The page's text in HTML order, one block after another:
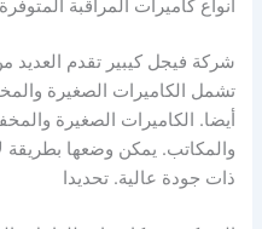
أنواع كاميرات المراقبة المتوفرة
شركة فيجل كيبير تقدم العديد
تشمل الكاميرات الصغيرة
أيضا. الكاميرات الصغيرة
والمكاتب. يمكن وضعها بطريقة
ذات جودة عالية. تحديدا